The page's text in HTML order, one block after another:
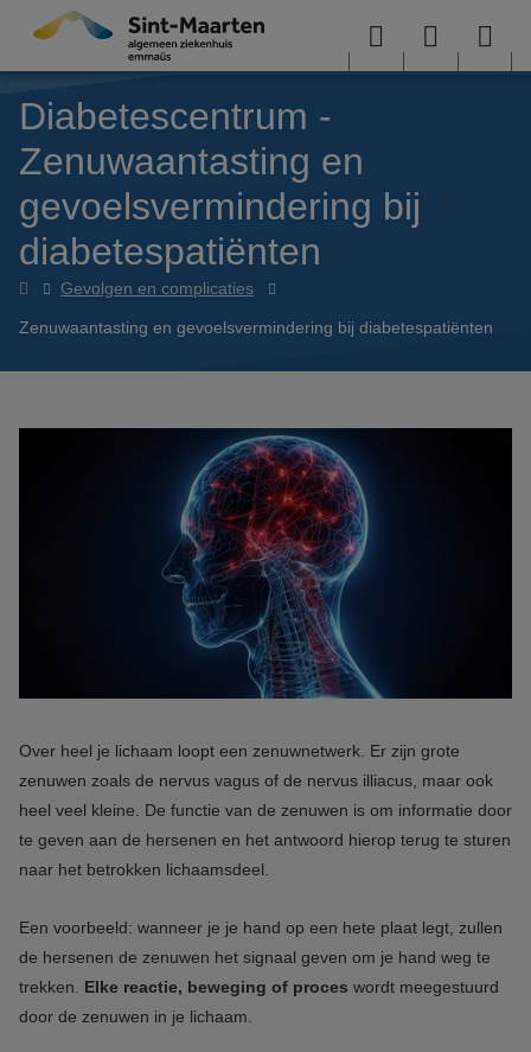
Overslaan en naar de inhoud gaan
Menu User
Diabetescentrum -
Zenuwaantasting en
gevoelsvermindering bij
diabetespatiënten
Diabetescentrum
Gevolgen en complicaties
Zenuwaantasting en gevoelsvermindering bij diabetespatiënten
Over heel je lichaam loopt een zenuwnetwerk. Er zijn grote
zenuwen zoals de nervus vagus of de nervus illiacus, maar ook
heel veel kleine. De functie van de zenuwen is om informatie door
te geven aan de hersenen en het antwoord hierop terug te sturen
naar het betrokken lichaamsdeel.
Een voorbeeld: wanneer je je hand op een hete plaat legt, zullen
de hersenen de zenuwen het signaal geven om je hand weg te
trekken. Elke reactie, beweging of proces wordt meegestuurd
door de zenuwen in je lichaam.